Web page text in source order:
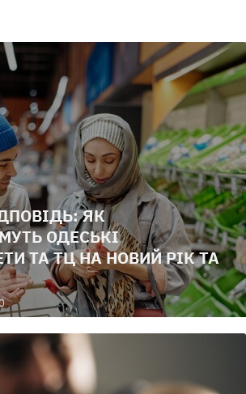
ЯК
ОДЕСЬКІ
ТА ТЦ НА НОВИЙ РІК ТА